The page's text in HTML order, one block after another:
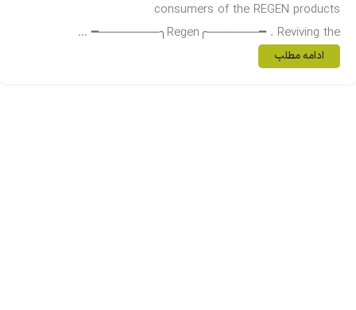
consumers of the REGEN products
━───────╮Regen╭──────━ . Reviving the ...
ادامه مطلب